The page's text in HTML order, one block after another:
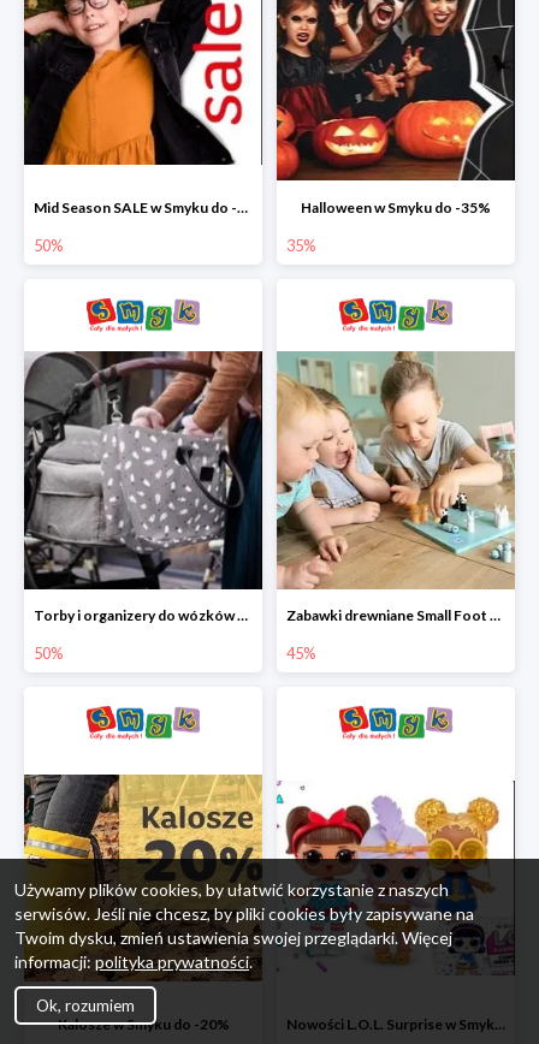
Mid Season SALE w Smyku do -50%
50%
Halloween w Smyku do -35%
35%
Torby i organizery do wózków w Smyku do -50%
50%
Zabawki drewniane Small Foot do -45%
45%
Kalosze w Smyku do -20% Nowości L.O.L. Surprise w Smyku do -45%
Używamy plików cookies, by ułatwić korzystanie z naszych
serwisów. Jeśli nie chcesz, by pliki cookies były zapisywane na
Twoim dysku, zmień ustawienia swojej przeglądarki. Więcej
informacji: polityka prywatności.
Ok, rozumiem